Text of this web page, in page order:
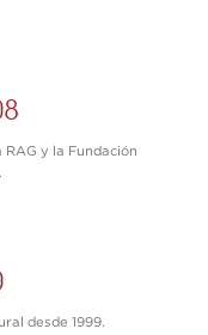
y la Fundación
desde 1999.